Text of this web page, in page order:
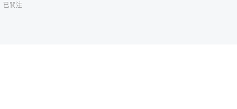
已關注